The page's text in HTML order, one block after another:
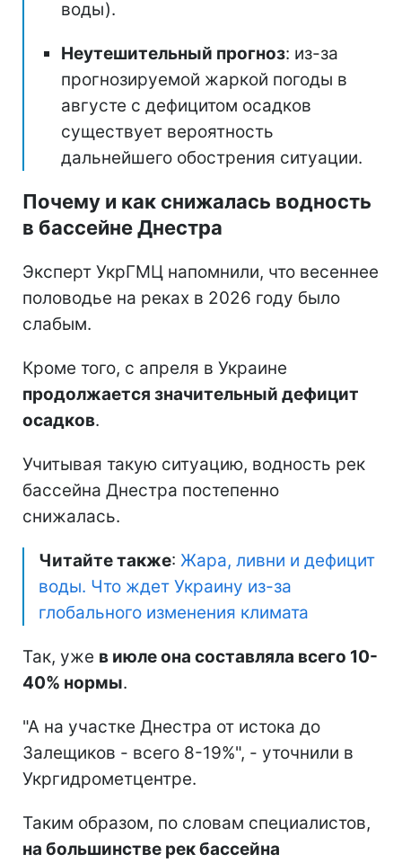
воды).
Неутешительный прогноз: из-за
прогнозируемой жаркой погоды в
августе с дефицитом осадков
существует вероятность
дальнейшего обострения ситуации.
Почему и как снижалась водность
в бассейне Днестра
Эксперт УкрГМЦ напомнили, что весеннее
половодье на реках в 2026 году было
слабым.
Кроме того, с апреля в Украине
продолжается значительный дефицит
осадков.
Учитывая такую ситуацию, водность рек
бассейна Днестра постепенно
снижалась.
Читайте также: Жара, ливни и дефицит
воды. Что ждет Украину из-за
глобального изменения климата
Так, уже в июле она составляла всего 10-
40% нормы.
"А на участке Днестра от истока до
Залещиков - всего 8-19%", - уточнили в
Укргидрометцентре.
Таким образом, по словам специалистов,
на большинстве рек бассейна